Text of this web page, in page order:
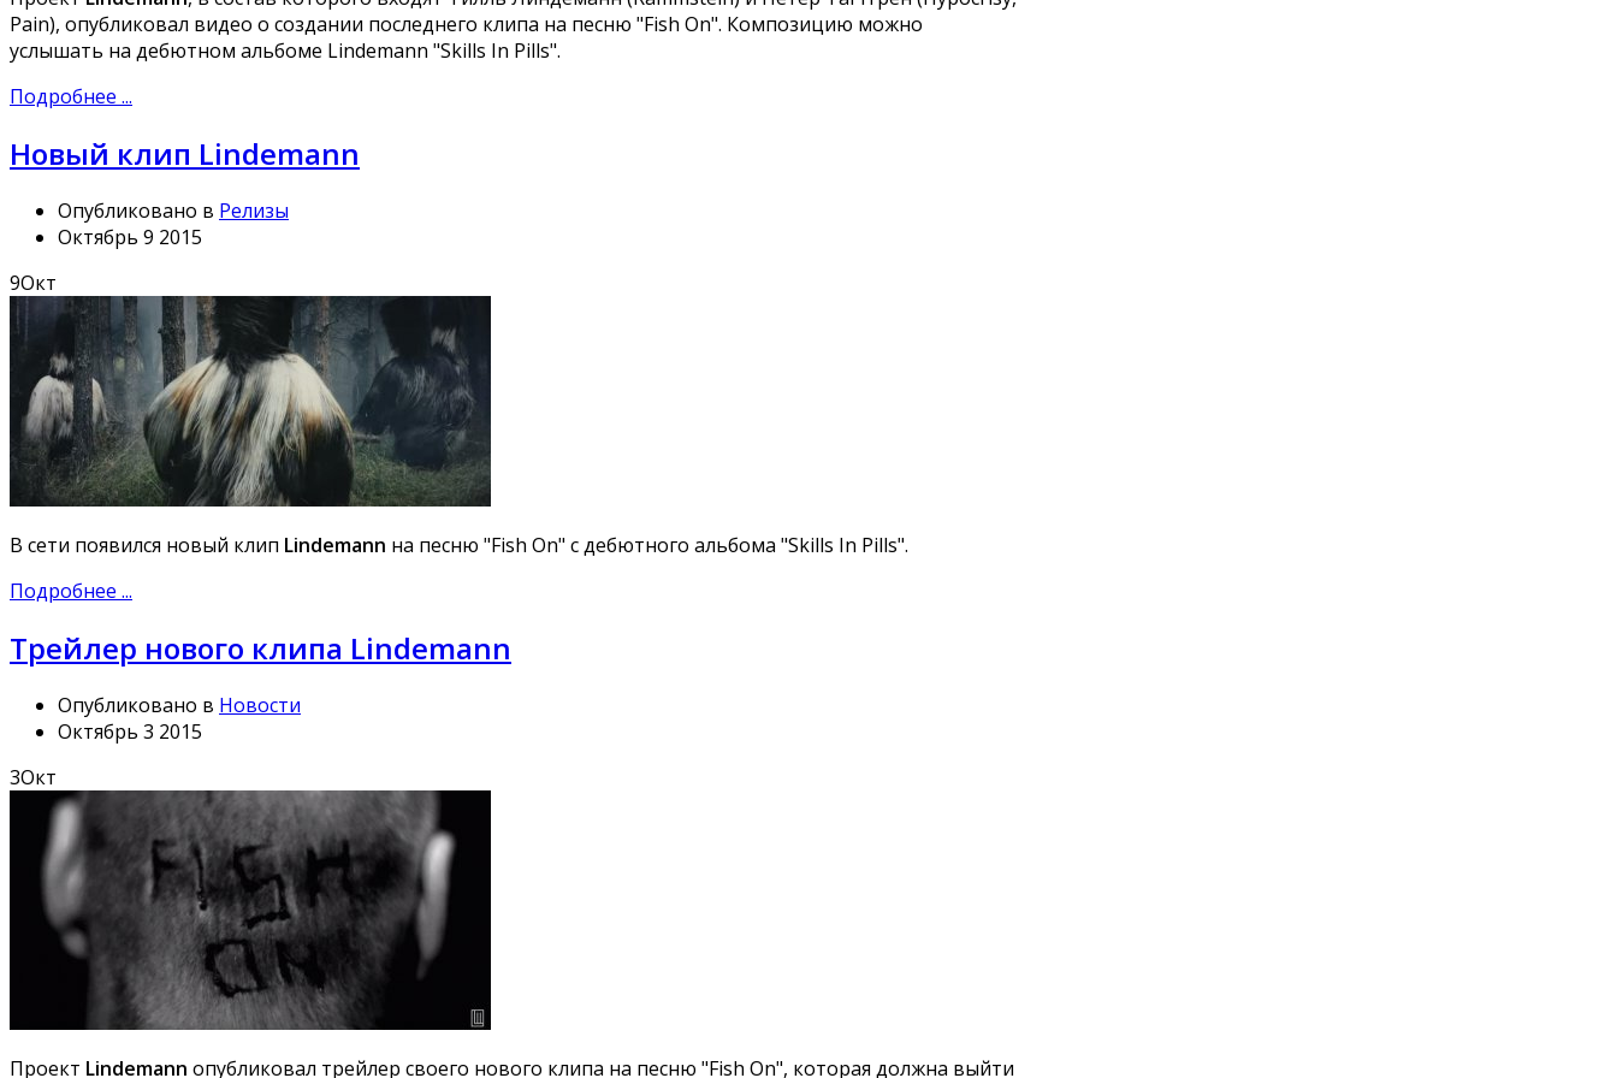
Pain), опубликовал видео о создании последнего клипа на песню "Fish On". Композицию можно
услышать на дебютном альбоме Lindemann "Skills In Pills".
Подробнее ...
Новый клип Lindemann
Опубликовано в Релизы
Октябрь 9 2015
9Окт
В сети появился новый клип Lindemann на песню "Fish On" с дебютного альбома "Skills In Pills".
Подробнее ...
Трейлер нового клипа Lindemann
Опубликовано в Новости
Октябрь 3 2015
3Окт
Проект Lindemann опубликовал трейлер своего нового клипа на песню "Fish On", которая должна выйти